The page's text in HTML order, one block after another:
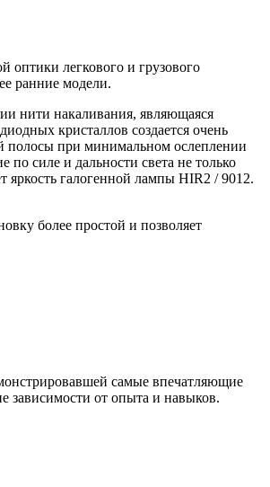
оптики легкового и грузового
ранние модели.
нити накаливания, являющаяся
кристаллов создается очень
полосы при минимальном ослеплении
силе и дальности света не только
яркость галогенной лампы HIR2 / 9012.
более простой и позволяет
самые впечатляющие
зависимости от опыта и навыков.